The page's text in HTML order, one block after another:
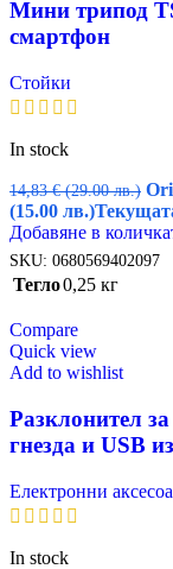
Мини трипод
смартфон
Стойки
In stock
14,83€ (29.00 лв.)
(15.00 лв.)
Добавяне в
SKU: 0680569402097
Тегло0,25 кг
Compare
Quick view
Add to wishlist
Разклонител
гнезда и USB
Електронни
In stock